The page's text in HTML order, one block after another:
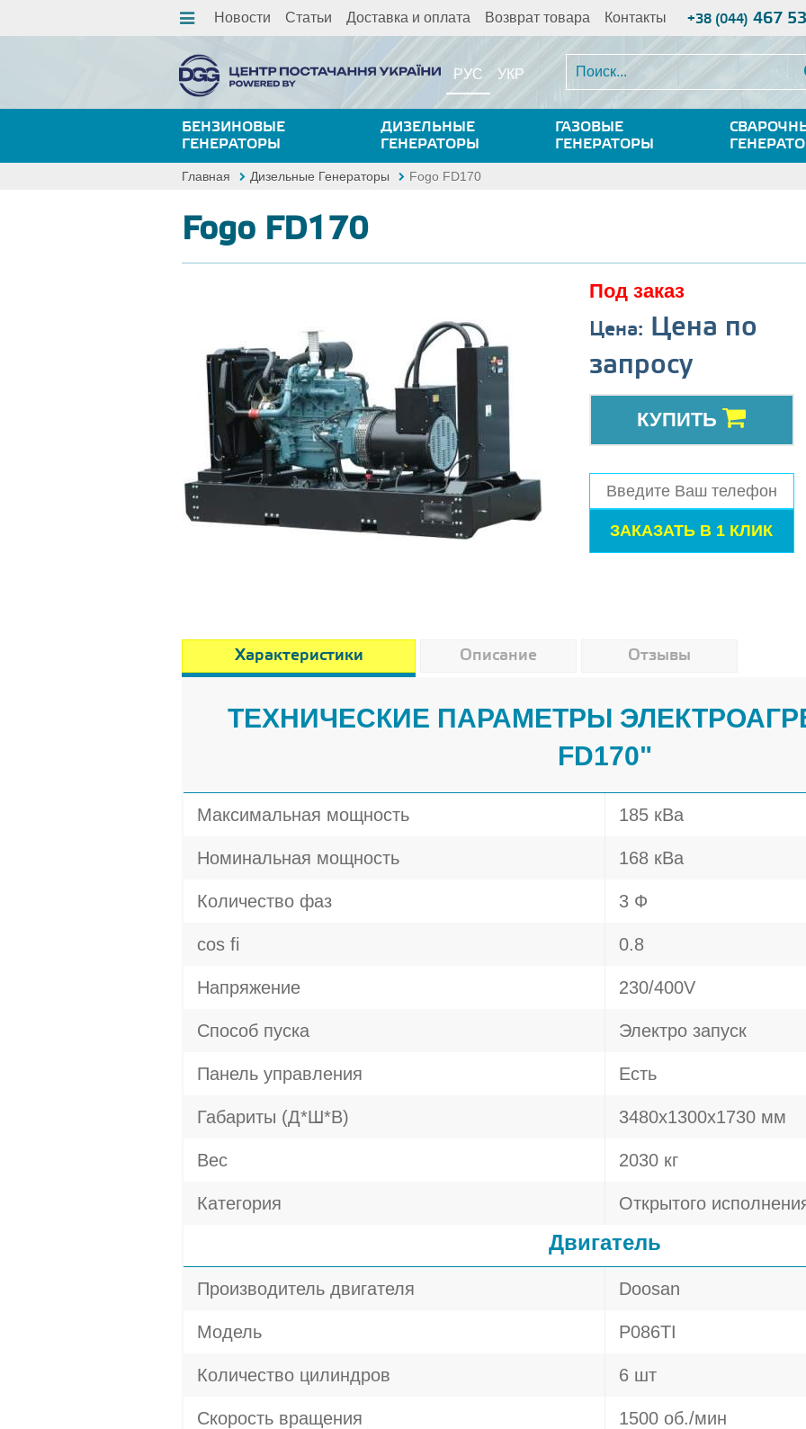
Новости Статьи Доставка и оплата Возврат товара Контакты +38 (044) 467
РУС УКР
БЕНЗИНОВЫЕ
ГЕНЕРАТОРЫ
ДИЗЕЛЬНЫЕ
ГЕНЕРАТОРЫ
ГАЗОВЫЕ
ГЕНЕРАТОРЫ
Главная Дизельные Генераторы Fogo FD170
Fogo FD170
Под заказ
Цена: Цена по
запросу
КУПИТЬ
Характеристики Описание Отзывы
ТЕХНИЧЕСКИЕ ПАРАМЕТРЫ
FD170"
Максимальная мощность 185 кВа
Номинальная мощность 168 кВа
Количество фаз 3 Ф
cos fi 0.8
Напряжение 230/400V
Способ пуска Электро запуск
Панель управления Есть
Габариты (Д*Ш*В) 3480х1300х1730 мм
Вес 2030 кг
Категория Открытого
Двигатель
Производитель двигателя Doosan
Модель P086TI
Количество цилиндров 6 шт
Скорость вращения 1500 об./мин